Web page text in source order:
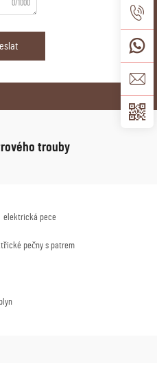
0/1000
trouby
elektrická pece
pečny s patrem